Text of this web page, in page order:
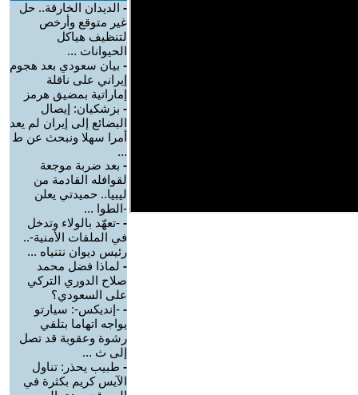
- الديدان الخارقة.. حل
غير متوقع وأرخص
لتنظيف هياكل
الحيوانات ...
- بيان سعودي بعد هجوم
إيراني على ناقلة
إماراتية بمضيق هرمز
- بزشكيان: إيصال
البضائع إلى إيران لم يعد
أمرا سهلا ونبحث عن ط
...
- بعد ضربة موجعة
لقوافله القادمة من
ليبيا.. حميدتي يعلن
-الطوا ...
- -تعهّد بالولاء وتدخل
في الملفات الأمنية-..
رئيس ديوان نتنياه ...
- لماذا فضل محمد
صلاح الدوري التركي
على السعودي؟
- -إنديكس-: سيارتو
يواجه اتهاما بتلقي
رشوة وعقوبة قد تصل
إلى ث ...
- طبيب يحذر: تناول
الآيس كريم بكثرة في